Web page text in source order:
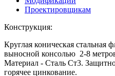
Проектировщикам
Конструкция:
Круглая коническая стальная
выносной консолью 2-8
Материал - Сталь Ст3.
горячее цинкование.